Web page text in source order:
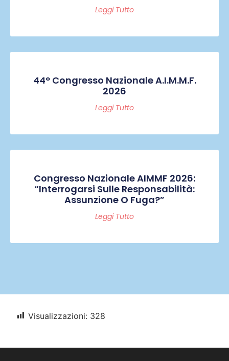
Leggi Tutto
44° Congresso Nazionale A.I.M.M.F.
2026
Leggi Tutto
Congresso Nazionale AIMMF 2026:
“Interrogarsi Sulle Responsabilità:
Assunzione O Fuga?”
Leggi Tutto
Visualizzazioni: 328